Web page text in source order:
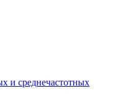
и среднечастотных